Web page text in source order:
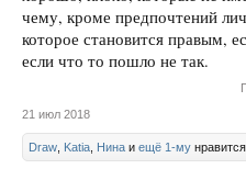
чему, кроме предпочтений
которое становится правым,
если что то пошло не так.
21 июл 2018
Draw Katia Нина и ещё 1-му нравится